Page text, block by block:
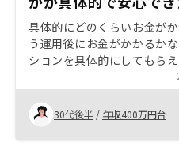
具体的にどのくらいお金が
う運用後にお金がかかるか
ションを具体的にしてもら
ったです。他社のようにす
などの交渉がなかったこと
ました。30代後半 / 年収400万円台